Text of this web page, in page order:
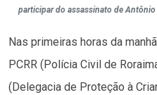
participar do assassinato de Antônio
Nas primeiras horas da
PCRR (Polícia Civil de
(Delegacia de Proteção à